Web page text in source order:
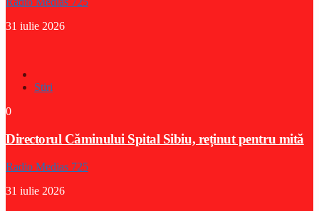
31 iulie 2026
Stiri
0
Directorul Căminului Spital Sibiu, reținut pentru mită
Radio Medias 725
31 iulie 2026